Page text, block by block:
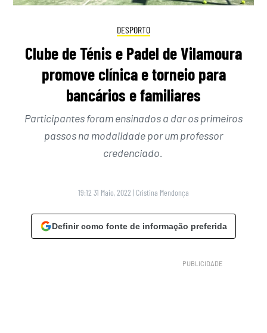
DESPORTO
Clube de Ténis e Padel de Vilamoura
promove clínica e torneio para
bancários e familiares
Participantes foram ensinados a dar os primeiros
passos na modalidade por um professor
credenciado.
19:12 31 Maio, 2022 | Cristina Mendonça
Definir como fonte de informação preferida